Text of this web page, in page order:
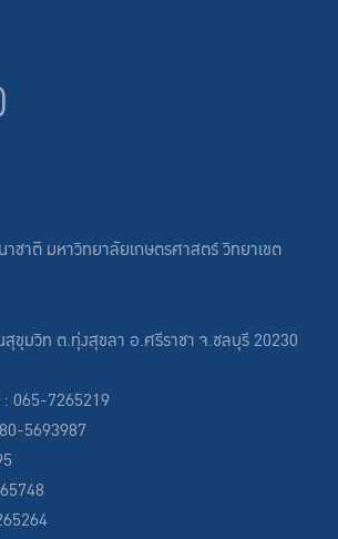
าติ มหาวิทยาลัยเกษตรศาสตร์ วิทยาเขต
ขุมวิท ต.ทุ่งสุขลา อ.ศรีราชา จ.ชลบุรี 20230
065-7265219
5693987